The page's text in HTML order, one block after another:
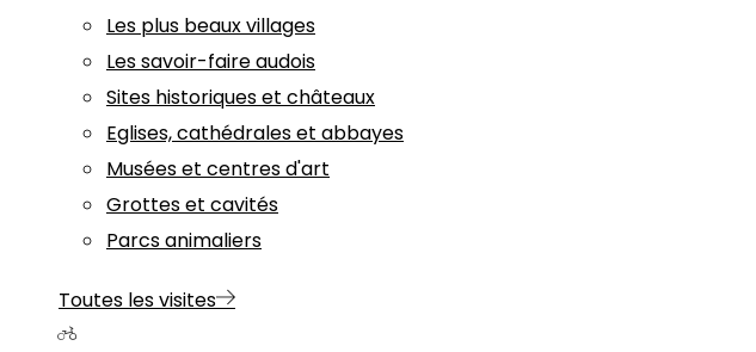
Les plus beaux villages
Les savoir-faire audois
Sites historiques et châteaux
Eglises, cathédrales et abbayes
Musées et centres d'art
Grottes et cavités
Parcs animaliers
Toutes les visites